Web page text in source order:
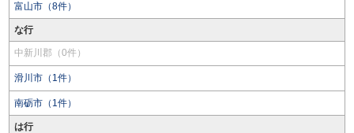
富山市（8件）
な行
中新川郡（0件）
滑川市（1件）
南砺市（1件）
は行